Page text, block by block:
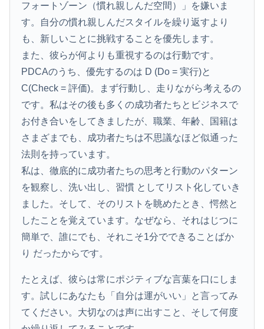
フォートゾーン（慣れ親しんだ空間）」を嫌いま
す。自分の慣れ親しんだスタイルを繰り返すより
も、新しいことに挑戦することを優先します。
また、彼らが何よりも重視するのは行動です。
PDCAのうち、優先するのは D (Do = 実行)と
C(Check = 評価)。まず行動し、走りながら考えるの
です。私はその後も多くの成功者たちとビジネスで
お付き合いをしてきましたが、職業、年齢、国籍は
さまざまでも、成功者たちは不思議なほど似通った
法則を持っています。
私は、徹底的に成功者たちの思考と行動のパターン
を観察し、洗い出し、習慣 としてリスト化していき
ました。そして、そのリストを眺めたとき、愕然と
したことを覚えています。なぜなら、それはじつに
簡単で、誰にでも、それこそ1分でできることばか
り だったからです。
たとえば、彼らは常にポジティブな言葉を口にしま
す。試しにあなたも「自分は運がいい」と言ってみ
てください。大切なのは声に出すこと、そして何度